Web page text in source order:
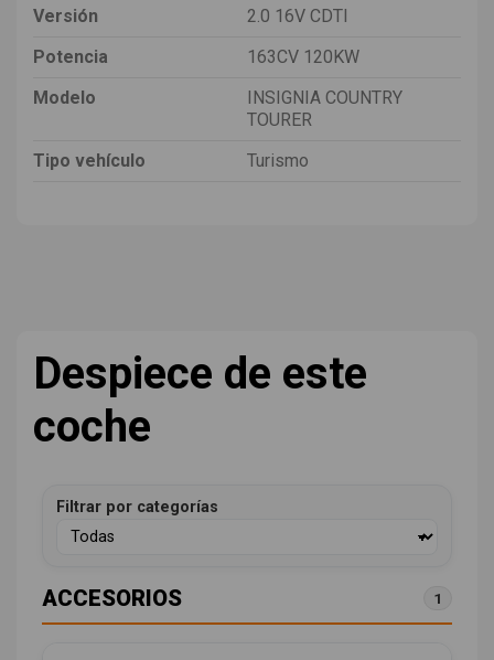
Versión
2.0 16V CDTI
Potencia
163CV 120KW
Modelo
INSIGNIA COUNTRY
TOURER
Tipo vehículo
Turismo
Despiece de este
coche
Filtrar por categorías
ACCESORIOS 1